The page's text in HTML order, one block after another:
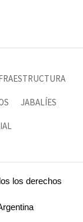
JABALÍES
los derechos